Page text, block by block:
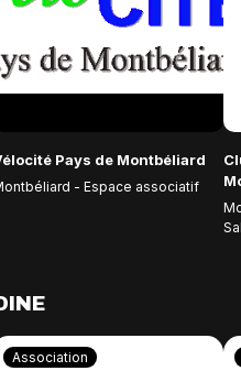
Pays de Montbéliard
- Espace associatif
Association